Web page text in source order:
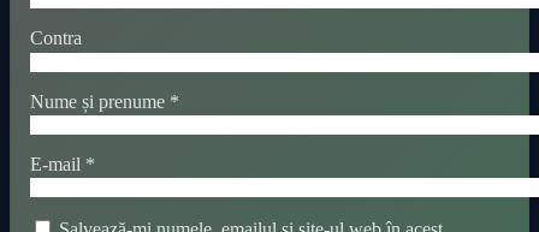
Contra
Nume și prenume *
E-mail *